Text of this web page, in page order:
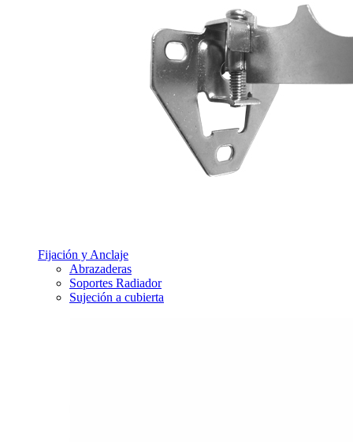
Fijación y Anclaje
Abrazaderas
Soportes Radiador
Sujeción a cubierta